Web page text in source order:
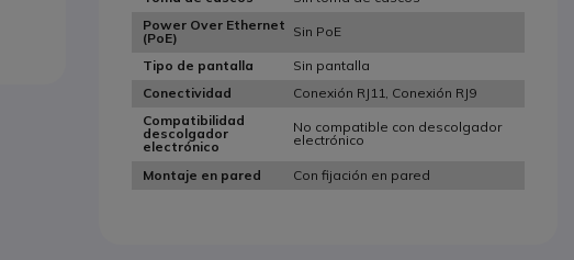
Power Over Ethernet
(PoE)
Sin PoE
Tipo de pantalla
Sin pantalla
Conectividad
Conexión RJ11, Conexión RJ9
Compatibilidad
descolgador
electrónico
No compatible con descolgador
electrónico
Montaje en pared Con fijación en pared